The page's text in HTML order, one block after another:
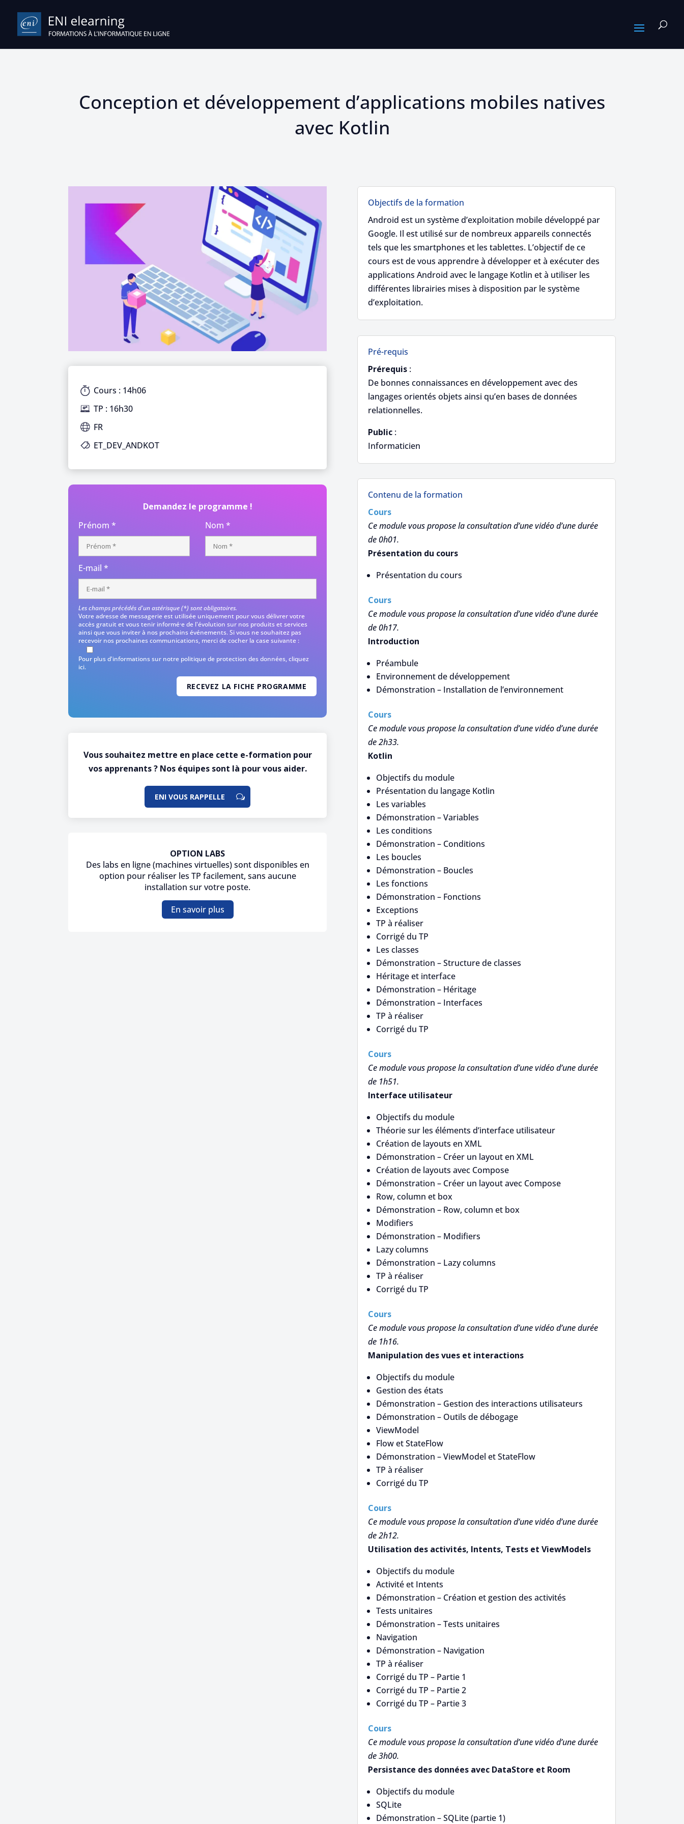
Conception et développement d’applications mobiles natives
avec Kotlin
Cours : 14h06
TP : 16h30
FR
ET_DEV_ANDKOT
Demandez le programme !
Prénom *
Nom *
E-mail *
Les champs précédés d'un astérisque (*) sont obligatoires.
Votre adresse de messagerie est utilisée uniquement pour vous délivrer votre
accès gratuit et vous tenir informé·e de l'évolution sur nos produits et services
ainsi que vous inviter à nos prochains événements. Si vous ne souhaitez pas
recevoir nos prochaines communications, merci de cocher la case suivante :
Pour plus d'informations sur notre politique de protection des données,cliquez
ici.
Vous souhaitez mettre en place cette e-formation pour
vos apprenants ? Nos équipes sont là pour vous aider.
ENI VOUS RAPPELLE
OPTION LABS
Des labs en ligne (machines virtuelles) sont disponibles en
option pour réaliser les TP facilement, sans aucune
installation sur votre poste.
En savoir plus
Objectifs de la formation
Android est un système d’exploitation mobile développé par
Google. Il est utilisé sur de nombreux appareils connectés
tels que les smartphones et les tablettes. L’objectif de ce
cours est de vous apprendre à développer et à exécuter des
applications Android avec le langage Kotlin et à utiliser les
différentes librairies mises à disposition par le système
d’exploitation.
Pré-requis
Prérequis:
De bonnes connaissances en développement avec des
langages orientés objets ainsi qu’en bases de données
relationnelles.
Public:
Informaticien
Contenu de la formation
Cours
Ce module vous propose la consultation d’une vidéo d’une durée
de 0h01.
Présentation du cours
Présentation du cours
Cours
Ce module vous propose la consultation d’une vidéo d’une durée
de 0h17.
Introduction
Préambule
Environnement de développement
Démonstration – Installation de l’environnement
Cours
Ce module vous propose la consultation d’une vidéo d’une durée
de 2h33.
Kotlin
Objectifs du module
Présentation du langage Kotlin
Les variables
Démonstration – Variables
Les conditions
Démonstration – Conditions
Les boucles
Démonstration – Boucles
Les fonctions
Démonstration – Fonctions
Exceptions
TP à réaliser
Corrigé du TP
Les classes
Démonstration – Structure de classes
Héritage et interface
Démonstration – Héritage
Démonstration – Interfaces
TP à réaliser
Corrigé du TP
Cours
Ce module vous propose la consultation d’une vidéo d’une durée
de 1h51.
Interface utilisateur
Objectifs du module
Théorie sur les éléments d’interface utilisateur
Création de layouts en XML
Démonstration – Créer un layout en XML
Création de layouts avec Compose
Démonstration – Créer un layout avec Compose
Row, column et box
Démonstration – Row, column et box
Modifiers
Démonstration – Modifiers
Lazy columns
Démonstration – Lazy columns
TP à réaliser
Corrigé du TP
Cours
Ce module vous propose la consultation d’une vidéo d’une durée
de 1h16.
Manipulation des vues et interactions
Objectifs du module
Gestion des états
Démonstration – Gestion des interactions utilisateurs
Démonstration – Outils de débogage
ViewModel
Flow et StateFlow
Démonstration – ViewModel et StateFlow
TP à réaliser
Corrigé du TP
Cours
Ce module vous propose la consultation d’une vidéo d’une durée
de 2h12.
Utilisation des activités, Intents, Tests et ViewModels
Objectifs du module
Activité et Intents
Démonstration – Création et gestion des activités
Tests unitaires
Démonstration – Tests unitaires
Navigation
Démonstration – Navigation
TP à réaliser
Corrigé du TP – Partie 1
Corrigé du TP – Partie 2
Corrigé du TP – Partie 3
Cours
Ce module vous propose la consultation d’une vidéo d’une durée
de 3h00.
Persistance des données avec DataStore et Room
Objectifs du module
SQLite
Démonstration – SQLite (partie 1)